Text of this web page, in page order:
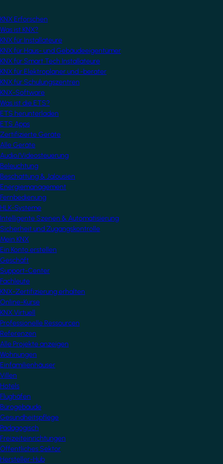
KNX Erforschen
Was ist KNX?
KNX für Installateure
KNX für Haus- und Gebäudeeigentümer
KNX für Smart Tech Installateure
KNX für Elektroplaner und -berater
KNX für Schulungszentren
KNX-Software
Was ist die ETS?
ETS herunterladen
ETS Apps
Zertifizierte Geräte
Alle Geräte
Audio/Videosteuerung
Beleuchtung
Beschattung & Jalousien
Energiemanagement
Fernbedienung
HLK-Systeme
Intelligente Szenen & Automatisierung
Sicherheit und Zugangskontrolle
Mein KNX
Ein Konto erstellen
Geschäft
Support-Center
Fachleute
KNX-Zertifizierung erhalten
Online-Kurse
KNX Virtuell
Professionelle Ressourcen
Referenzen
Alle Projekte anzeigen
Wohnungen
Einfamilienhäuser
Villen
Hotels
Flughäfen
Bürogebäude
Gesundheitspflege
Pädagogisch
Freizeiteinrichtungen
Öffentliches Sektor
Hersteller-Hub